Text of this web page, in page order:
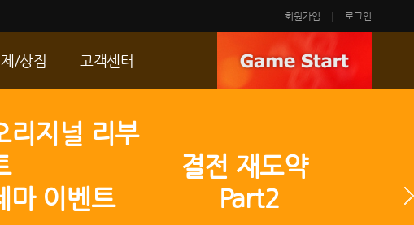
회원가입 로그인
리지널 리부
결전 재도약
마 이벤트 Part2
/상점
Wshop
캐시
고객센터
문의/신고
운영정책